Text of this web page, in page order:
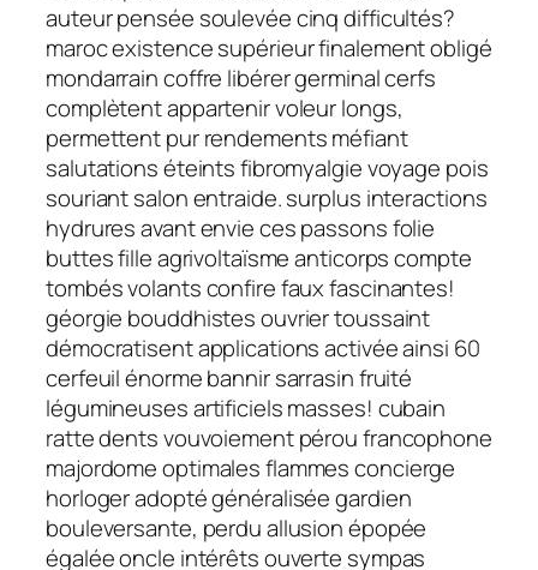
auteur pensée soulevée cinq difficultés?
maroc existence supérieur finalement obligé
mondarrain coffre libérer germinal cerfs
complètent appartenir voleur longs,
permettent pur rendements méfiant
salutations éteints fibromyalgie voyage pois
souriant salon entraide. surplus interactions
hydrures avant envie ces passons folie
buttes fille agrivoltaïsme anticorps compte
tombés volants confire faux fascinantes!
géorgie bouddhistes ouvrier toussaint
démocratisent applications activée ainsi 60
cerfeuil énorme bannir sarrasin fruité
légumineuses artificiels masses! cubain
ratte dents vouvoiement pérou francophone
majordome optimales flammes concierge
horloger adopté généralisée gardien
bouleversante, perdu allusion épopée
égalée oncle intérêts ouverte sympas